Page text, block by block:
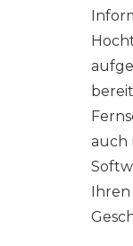
auch
Ihren